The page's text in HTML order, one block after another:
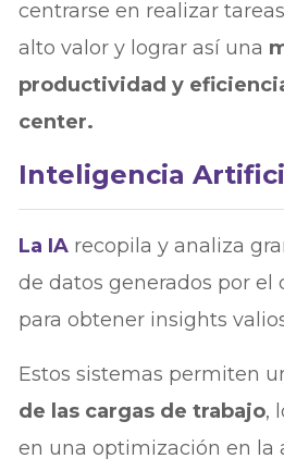
centrarse en realizar
alto valor y lograr así una
productividad y
center.
Inteligencia
La IA recopila y analiza
de datos generados por el
para obtener insights
Estos sistemas permiten
de las cargas de trabajo,
en una optimización en la